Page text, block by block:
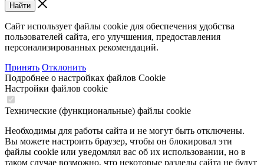
Найти
Сайт использует файлы cookie для обеспечения удобства
пользователей сайта, его улучшения, предоставления
персонализированных рекомендаций.
Принять Отклонить
Подробнее о настройках файлов Cookie
Настройки файлов cookie
Технические (функциональные) файлы cookie
Необходимы для работы сайта и не могут быть отключены.
Вы можете настроить браузер, чтобы он блокировал эти
файлы cookie или уведомлял вас об их использовании, но в
таком случае возможно, что некоторые разделы сайта не будут